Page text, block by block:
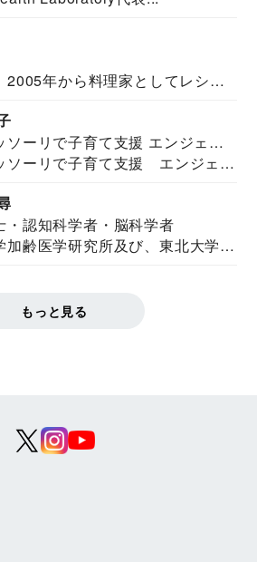
年から料理家としてレシピ
ソーリで子育て支援 エンジェル
研究所所長
ソーリで子育て支援 エンジェル
・認知科学者・脳科学者
加齢医学研究所及び、東北大学大
もっと見る